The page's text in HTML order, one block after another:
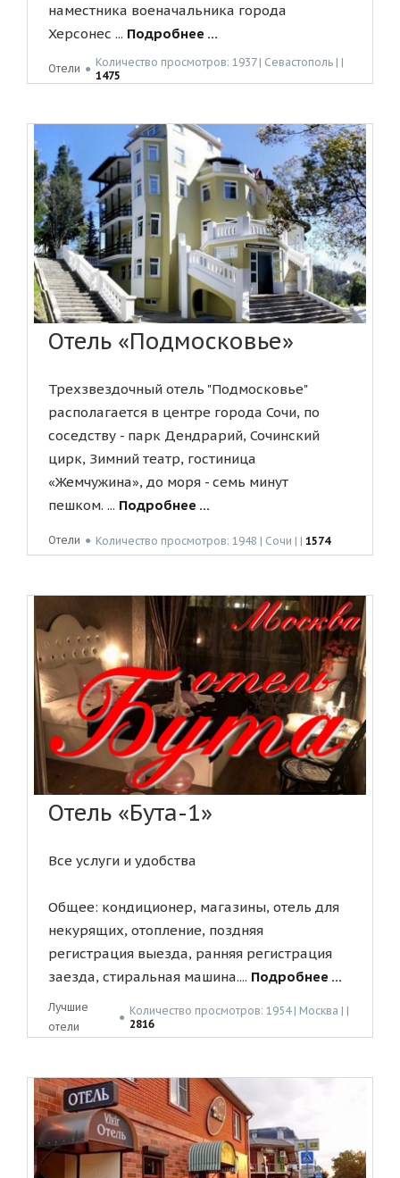
наместника военачальника города
Херсонес ... Подробнее ...
Отели ● Количество просмотров: 1937 | Севастополь | |
1475
Отель «Подмосковье»
Трехзвездочный отель "Подмосковье"
располагается в центре города Сочи, по
соседству - парк Дендрарий, Сочинский
цирк, Зимний театр, гостиница
«Жемчужина», до моря - семь минут
пешком. ... Подробнее ...
Отели ● Количество просмотров: 1948 | Сочи | | 1574
Отель «Бута-1»
Все услуги и удобства
Общее: кондиционер, магазины, отель для
некурящих, отопление, поздняя
регистрация выезда, ранняя регистрация
заезда, стиральная машина.... Подробнее ...
Лучшие
отели
● Количество просмотров: 1954 | Москва | |
2816